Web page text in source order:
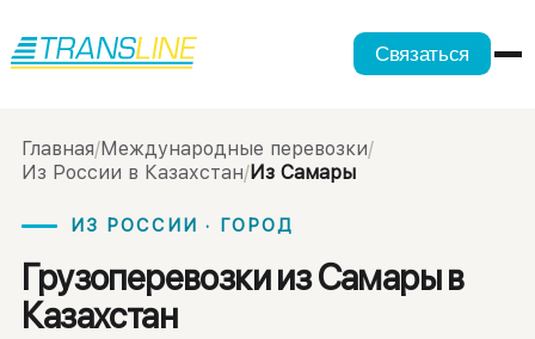
Связаться
Главная/Международные перевозки/
Из России в Казахстан/Из Самары
ИЗ РОССИИ · ГОРОД
Грузоперевозки из Самары в
Казахстан